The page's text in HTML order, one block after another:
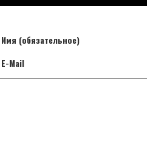
Имя (обязательное)
E-Mail